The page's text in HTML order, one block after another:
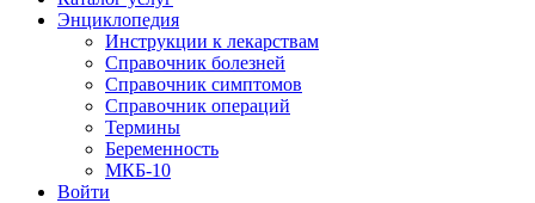
Энциклопедия
Инструкции к лекарствам
Справочник болезней
Справочник симптомов
Справочник операций
Термины
Беременность
МКБ-10
Войти